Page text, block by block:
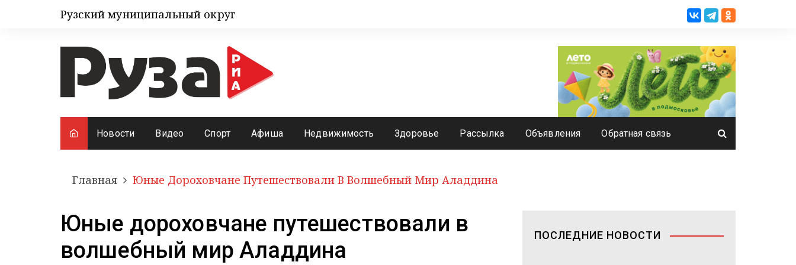
Рузский муниципальный округ
Новости Видео Спорт Афиша Недвижимость Здоровье Рассылка Объявления Обратная связь
Главная Юные Дороховчане Путешествовали В Волшебный Мир Аладдина
Юные дороховчане путешествовали в
волшебный мир Аладдина
ПОСЛЕДНИЕ НОВОСТИ